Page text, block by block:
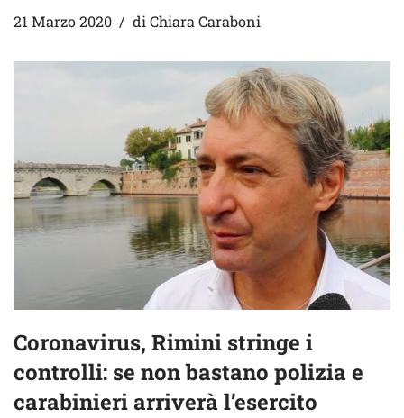
21 Marzo 2020 di Chiara Caraboni
Coronavirus, Rimini stringe i
controlli: se non bastano polizia e
carabinieri arriverà l’esercito